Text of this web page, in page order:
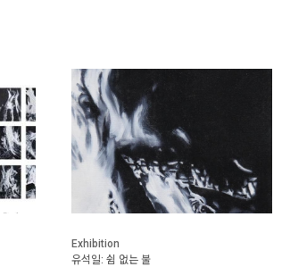
Exhibition
유석일: 쉼 없는 불